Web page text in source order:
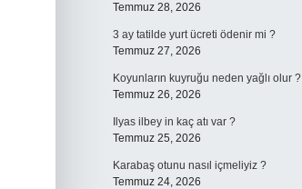
Temmuz 28, 2026
3 ay tatilde yurt ücreti ödenir mi ?
Temmuz 27, 2026
Koyunların kuyruğu neden yağlı olur ?
Temmuz 26, 2026
Ilyas ilbey in kaç atı var ?
Temmuz 25, 2026
Karabaş otunu nasıl içmeliyiz ?
Temmuz 24, 2026